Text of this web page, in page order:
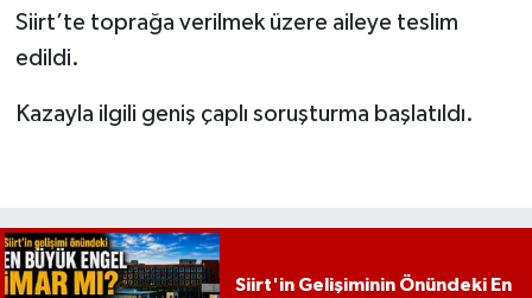
Siirt’te toprağa verilmek üzere aileye teslim
edildi.
Kazayla ilgili geniş çaplı soruşturma başlatıldı.
Siirt'in Gelişiminin Önündeki En